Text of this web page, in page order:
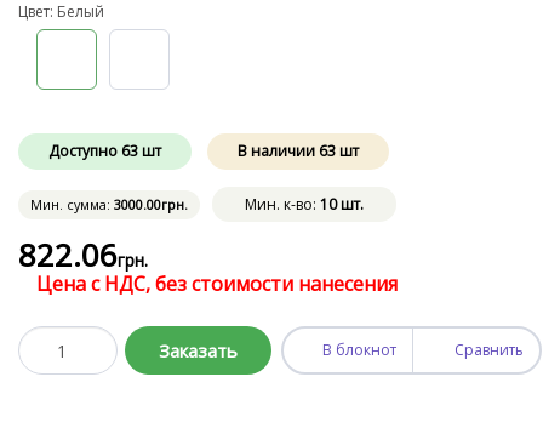
Цвет: Белый
Доступно 63 шт В наличии 63шт
Мин. сумма: 3000.00грн. Мин. к-во: 10 шт.
822.06грн.
Цена с НДС, без стоимости нанесения
Заказать В блокнот Сравнить